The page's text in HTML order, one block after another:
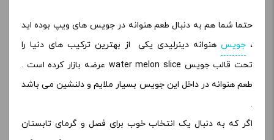
حتما شما هم به دنبال طعم هنوانه در جویس های ویپ بوده اید
، جویسهنوانه دینرلیدی یکی از بهترین ترکیب های دنیا را
تحت قالب جویس water melon slice عرضه بازار کرده است .
طعم هنوانه در داخل این جویس بسیار ملایم و دلنشین می باشد
.
اگر که به دنبال یک انتخاب خوب برای فصل و گرمای تابستان